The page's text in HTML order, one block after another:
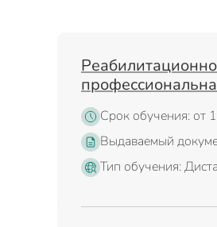
Срок обучения: от
Выдаваемый
Тип обучения: